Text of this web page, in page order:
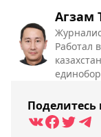
Агзам
Работал
Поделитесь